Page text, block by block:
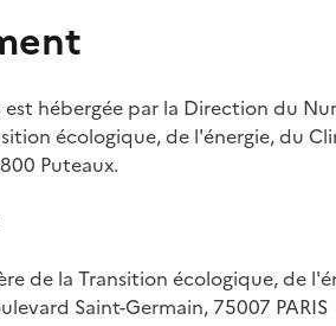
hébergée par la Direction du
écologique, de l'énergie, du
Puteaux.
de la Transition écologique, de
Saint-Germain, 75007 PARIS